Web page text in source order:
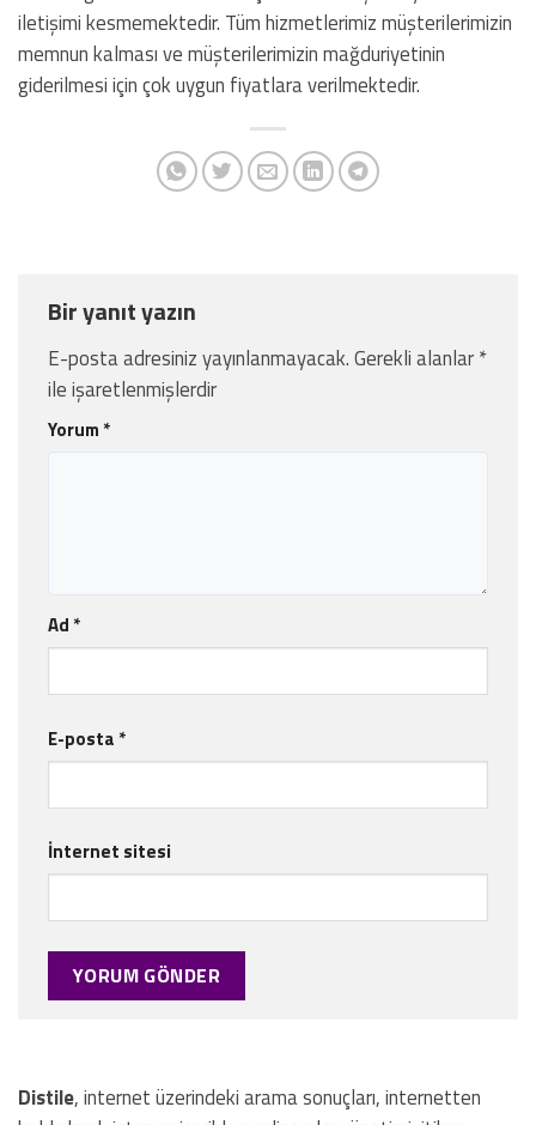
iletişimi kesmemektedir. Tüm hizmetlerimiz müşterilerimizin
memnun kalması ve müşterilerimizin mağduriyetinin
giderilmesi için çok uygun fiyatlara verilmektedir.
Bir yanıt yazın
E-posta adresiniz yayınlanmayacak.Gerekli alanlar*
ile işaretlenmişlerdir
Yorum *
Ad *
E-posta *
İnternet sitesi
Distile, internet üzerindeki arama sonuçları, internetten